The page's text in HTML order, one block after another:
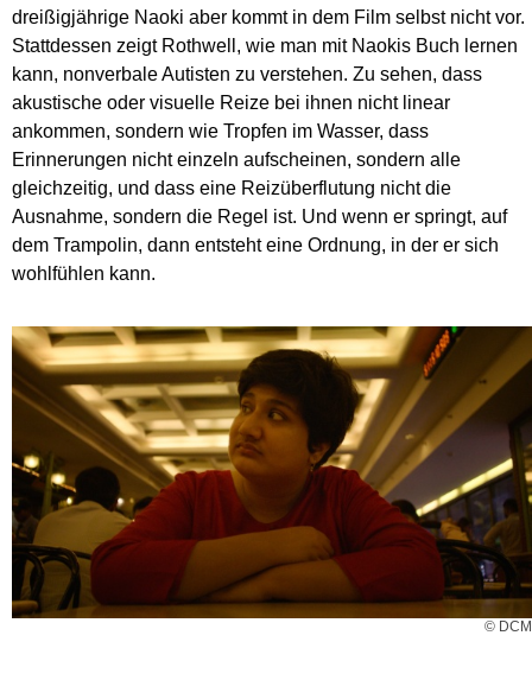
dreißigjährige Naoki aber kommt in dem Film selbst nicht vor.
Stattdessen zeigt Rothwell, wie man mit Naokis Buch lernen
kann, nonverbale Autisten zu verstehen. Zu sehen, dass
akustische oder visuelle Reize bei ihnen nicht linear
ankommen, sondern wie Tropfen im Wasser, dass
Erinnerungen nicht einzeln aufscheinen, sondern alle
gleichzeitig, und dass eine Reizüberflutung nicht die
Ausnahme, sondern die Regel ist. Und wenn er springt, auf
dem Trampolin, dann entsteht eine Ordnung, in der er sich
wohlfühlen kann.
© DCM